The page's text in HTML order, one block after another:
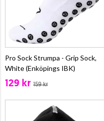
Pro Sock Strumpa - Grip Sock,
White (Enköpings IBK)
129 kr 159 kr